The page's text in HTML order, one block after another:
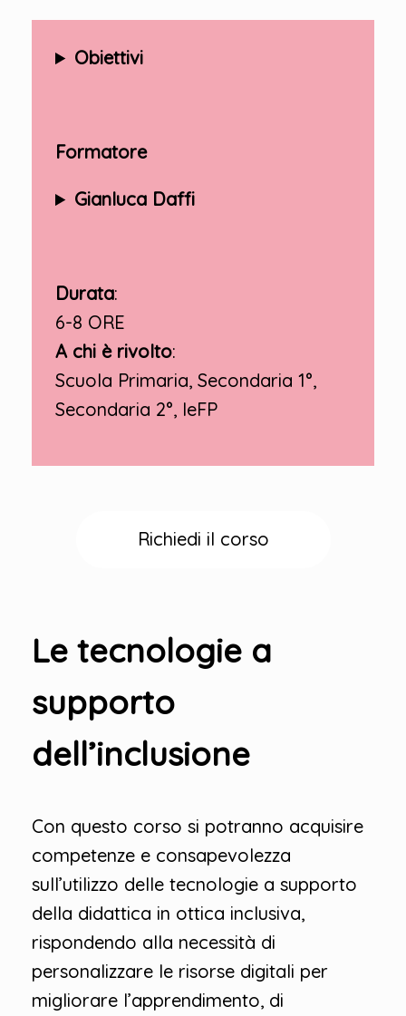
Obiettivi
Formatore
Gianluca Daffi
Durata:
6-8 ORE
A chi è rivolto:
Scuola Primaria, Secondaria 1°,
Secondaria 2°, IeFP
Richiedi il corso
Le tecnologie a
supporto
dell’inclusione
Con questo corso si potranno acquisire
competenze e consapevolezza
sull’utilizzo delle tecnologie a supporto
della didattica in ottica inclusiva,
rispondendo alla necessità di
personalizzare le risorse digitali per
migliorare l’apprendimento, di